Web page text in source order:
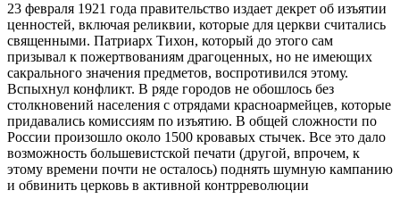
23 февраля 1921 года правительство издает декрет об изъятии
ценностей, включая реликвии, которые для церкви считались
священными. Патриарх Тихон, который до этого сам
призывал к пожертвованиям драгоценных, но не имеющих
сакрального значения предметов, воспротивился этому.
Вспыхнул конфликт. В ряде городов не обошлось без
столкновений населения с отрядами красноармейцев, которые
придавались комиссиям по изъятию. В общей сложности по
России произошло около 1500 кровавых стычек. Все это дало
возможность большевистской печати (другой, впрочем, к
этому времени почти не осталось) поднять шумную кампанию
и обвинить церковь в активной контрреволюции